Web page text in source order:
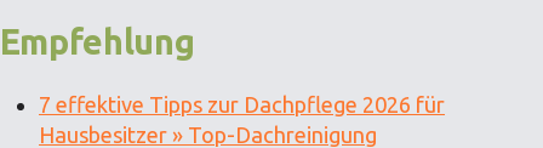
Empfehlung
7 effektive Tipps zur Dachpflege 2026 für
Hausbesitzer » Top-Dachreinigung